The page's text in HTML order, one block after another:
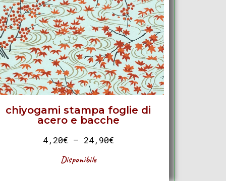
chiyogami stampa foglie di
acero e bacche
4,20€ – 24,90€
Disponibile